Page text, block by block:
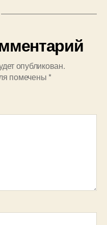
опубликован.
помечены *